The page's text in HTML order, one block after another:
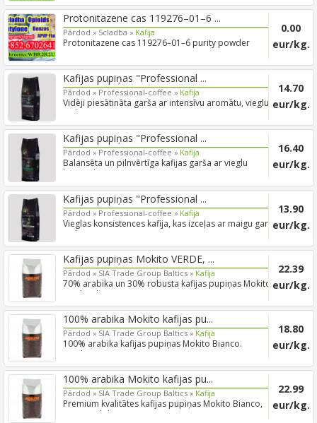
Protonitazene cas 119276–01–6 ...
Pārdod »5cladba »Kafija
Protonitazene cas 119276–01–6 purity powder
0.00
eur/kg.
Kafijas pupiņas "Professional ...
Pārdod » Professional-coffee » Kafija
Vidēji piesātināta garša ar intensīvu aromātu, vieglu
rudzu ...
14.70
eur/kg.
Kafijas pupiņas "Professional ...
Pārdod » Professional-coffee » Kafija
Balansēta un pilnvērtīga kafijas garša ar vieglu
karameles s...
16.40
eur/kg.
Kafijas pupiņas "Professional ...
Pārdod »Professional-coffee »Kafija
Vieglas konsistences kafija, kas izceļas ar maigu garšu
un k...
13.90
eur/kg.
Kafijas pupiņas Mokito VERDE, ...
Pārdod » SIA Trade Group Baltics » Kafija
70% arabika un 30% robusta kafijas pupiņas Mokito
Verde 1 kg...
22.39
eur/kg.
100% arabika Mokito kafijas pu...
Pārdod » SIA Trade Group Baltics » Kafija
100% arabika kafijas pupiņas Mokito Bianco.
Iepakojumā pa se...
18.80
eur/kg.
100% arabika Mokito kafijas pu...
Pārdod » SIA Trade Group Baltics » Kafija
Premium kvalitātes kafijas pupiņas Mokito Bianco,
100%Arabik...
22.99
eur/kg.